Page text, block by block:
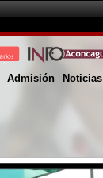
Admisión Noticias